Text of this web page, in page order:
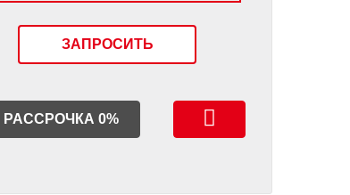
ЗАПРОСИТЬ
РАССРОЧКА 0%